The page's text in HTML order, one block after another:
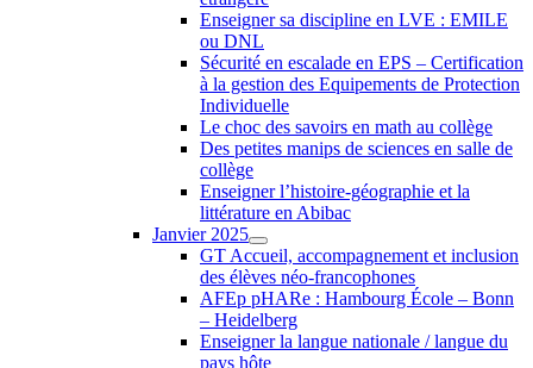
Enseigner sa discipline en LVE : EMILE
ou DNL
Sécurité en escalade en EPS – Certification
à la gestion des Equipements de Protection
Individuelle
Le choc des savoirs en math au collège
Des petites manips de sciences en salle de
collège
Enseigner l’histoire-géographie et la
littérature en Abibac
Janvier 2025
GT Accueil, accompagnement et inclusion
des élèves néo-francophones
AFEp pHARe : Hambourg École – Bonn
– Heidelberg
Enseigner la langue nationale / langue du
pays hôte